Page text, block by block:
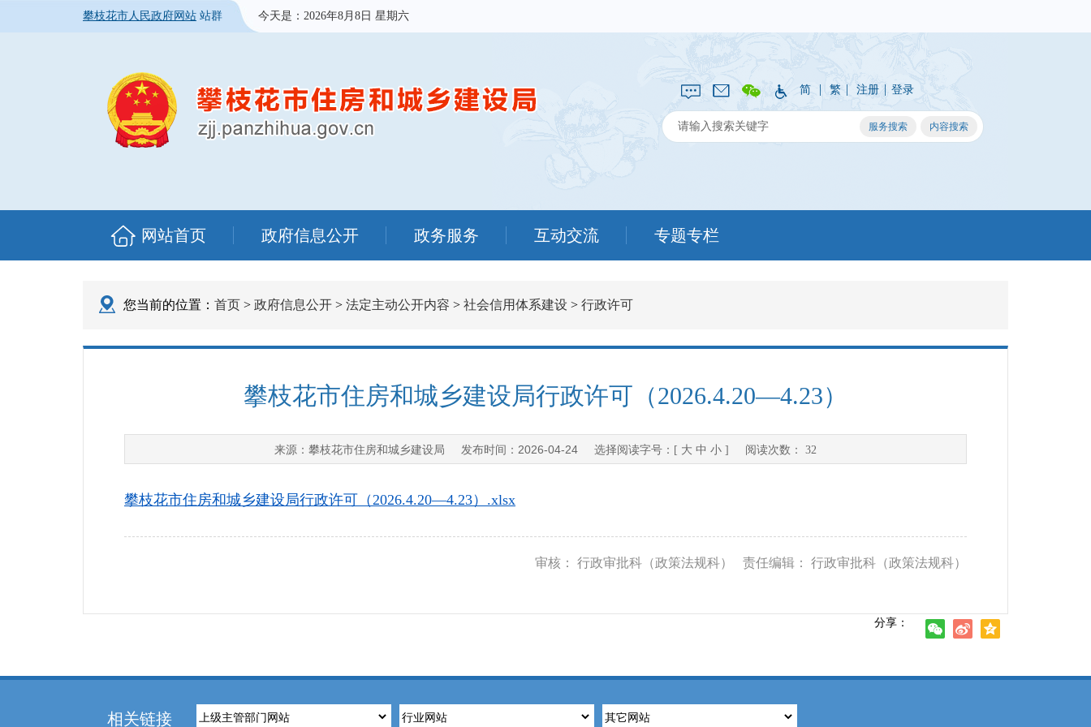
攀枝花市人民政府网站 站群 今天是： 2026年8月8日 星期六
简 | 繁 | 注册 | 登录
网站首页 政府信息公开 政务服务 互动交流 专题专栏
您当前的位置： 首页 > 政府信息公开 > 法定主动公开内容 > 社会信用体系建设 > 行政许可
攀枝花市住房和城乡建设局行政许可（2026.4.20—4.23）
来源： 攀枝花市住房和城乡建设局 发布时间： 2026-04-24 选择阅读字号：[ 大 中 小 ] 阅读次数： 32
攀枝花市住房和城乡建设局行政许可（2026.4.20—4.23）.xlsx
审核： 行政审批科（政策法规科） 责任编辑： 行政审批科（政策法规科）
分享：
相关链接